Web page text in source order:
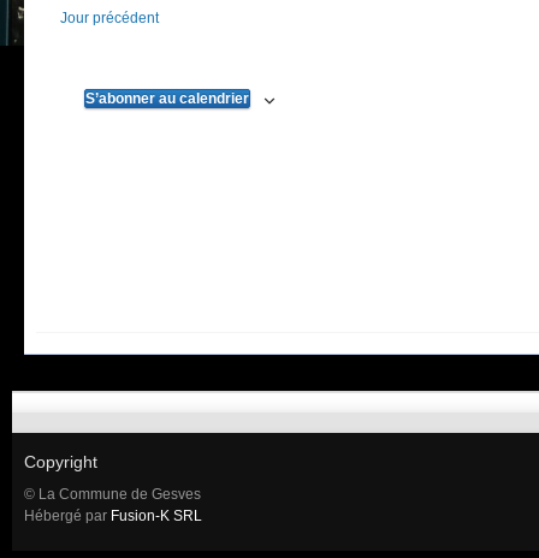
Jour précédent
S’abonner au calendrier
Copyright
© La Commune de Gesves
Hébergé par Fusion-K SRL